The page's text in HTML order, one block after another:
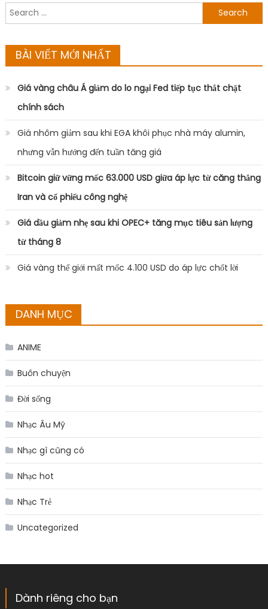
Search
for:
BÀI VIẾT MỚI NHẤT
Giá vàng châu Á giảm do lo ngại Fed tiếp tục thắt chặt
chính sách
Giá nhôm giảm sau khi EGA khôi phục nhà máy alumin,
nhưng vẫn hướng đến tuần tăng giá
Bitcoin giữ vững mốc 63.000 USD giữa áp lực từ căng thẳng
Iran và cổ phiếu công nghệ
Giá dầu giảm nhẹ sau khi OPEC+ tăng mục tiêu sản lượng
từ tháng 8
Giá vàng thế giới mất mốc 4.100 USD do áp lực chốt lời
DANH MỤC
ANIME
Buôn chuyện
Đời sống
Nhạc Âu Mỹ
Nhạc gì cũng có
Nhạc hot
Nhạc Trẻ
Uncategorized
Dành riêng cho bạn